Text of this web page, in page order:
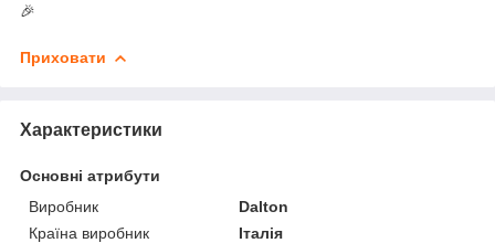
🎉
Приховати
Характеристики
Основні атрибути
Виробник
Dalton
Країна виробник
Італія